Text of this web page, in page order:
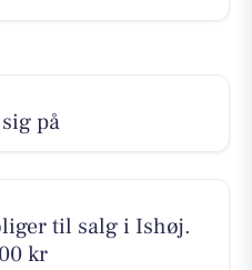
på
til salg i Ishøj.
kr